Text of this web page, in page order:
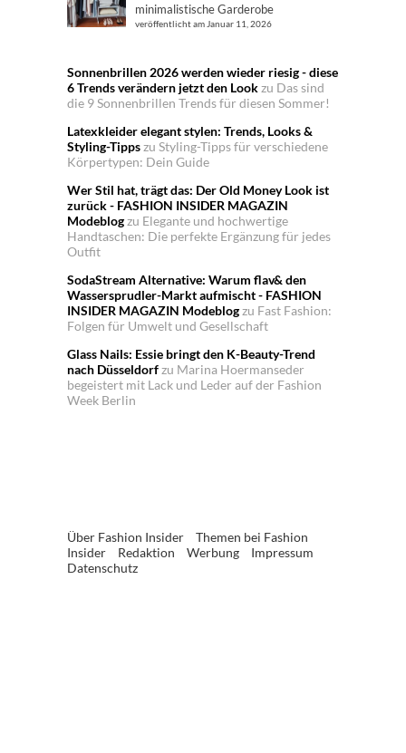
minimalistische Garderobe
veröffentlicht am Januar 11, 2026
Sonnenbrillen 2026 werden wieder riesig - diese
6 Trends verändern jetzt den Lookzu Das sind
die 9 Sonnenbrillen Trends für diesen Sommer!
Latexkleider elegant stylen: Trends, Looks &
Styling-Tippszu Styling-Tipps für verschiedene
Körpertypen: Dein Guide
Wer Stil hat, trägt das: Der Old Money Look ist
zurück - FASHION INSIDER MAGAZIN
Modeblogzu Elegante und hochwertige
Handtaschen: Die perfekte Ergänzung für jedes
Outfit
SodaStream Alternative: Warum flav& den
Wassersprudler-Markt aufmischt - FASHION
INSIDER MAGAZIN Modeblogzu Fast Fashion:
Folgen für Umwelt und Gesellschaft
Glass Nails: Essie bringt den K-Beauty-Trend
nach Düsseldorfzu Marina Hoermanseder
begeistert mit Lack und Leder auf der Fashion
Week Berlin
Über Fashion Insider
Themen bei Fashion
Insider
Redaktion Werbung
Impressum
Datenschutz